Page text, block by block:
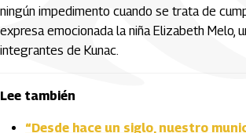
ningún impedimento cuando se trata de
expresa emocionada la niña Elizabeth Melo,
integrantes de Kunac.
Lee también
“Desde hace un siglo, nuestro